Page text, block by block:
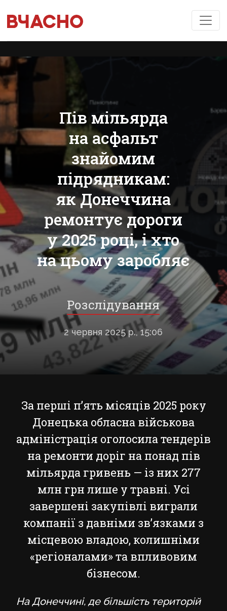
Пів мільярда
на асфальт
знайомим
підрядникам:
як Донеччина
ремонтує дороги
у 2025 році, і хто
на цьому заробляє
Розслідування
2 червня 2025 р., 15:06
За перші п’ять місяців 2025 року
Донецька обласна військова
адміністрація оголосила тендерів
на ремонти доріг на понад пів
мільярда гривень — із них 277
млн грн лише у травні. Усі
завершені закупівлі виграли
компанії з давніми зв’язками з
місцевою владою, колишніми
«регіоналами» та впливовим
бізнесом.
На Донеччині, де більшість територій